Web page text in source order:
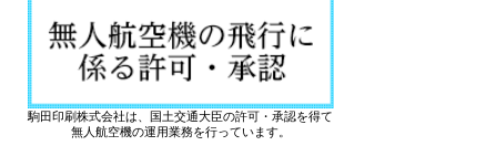
駒田印刷株式会社は、国土交通大臣の許可・承認を得て
無人航空機の運用業務を行っています。